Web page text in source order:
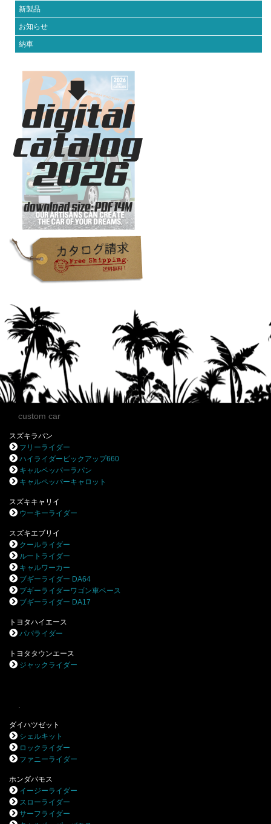
新製品
お知らせ
納車
custom car
スズキラパン
フリーライダー
ハイライダーピックアップ660
キャルペッパーラパン
キャルペッパーキャロット
スズキキャリイ
ウーキーライダー
スズキエブリイ
クールライダー
ルートライダー
キャルワーカー
ブギーライダー DA64
ブギーライダーワゴン車ベース
ブギーライダー DA17
トヨタハイエース
パパライダー
トヨタタウンエース
ジャックライダー
ダイハツゼット
シェルキット
ロックライダー
ファニーライダー
ホンダバモス
イージーライダー
スローライダー
サーフライダー